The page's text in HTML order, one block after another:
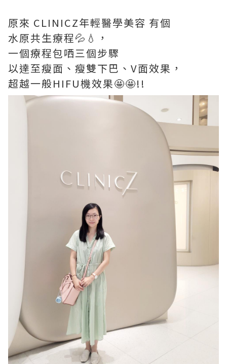
原來 CLINICZ年輕醫學美容 有個
水原共生療程💦💧，
一個療程包哂三個步驟
以達至瘦面、瘦雙下巴、V面效果，
超越一般HIFU機效果🤩🤩!!